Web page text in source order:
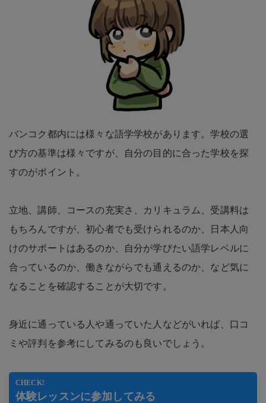
バンコク都内には様々な語学学校があります。学校の選
び方の基準は様々ですが、自分の目的に合った学校を探
すのがポイント。
立地、講師、コースの充実さ、カリキュラム、受講料は
もちろんですが、初心者でも受けられるのか、日本人向
けのサポートはあるのか、自分が学びたい語学レベルに
合っているのか、働きながらでも通えるのか、など気に
なることを確認することが大切です。
身近に通っている人や通っていた人などがいれば、口コ
ミや評判を参考にしてみるのも良いでしょう。
CHECK!
体験レッスンに参加してみる